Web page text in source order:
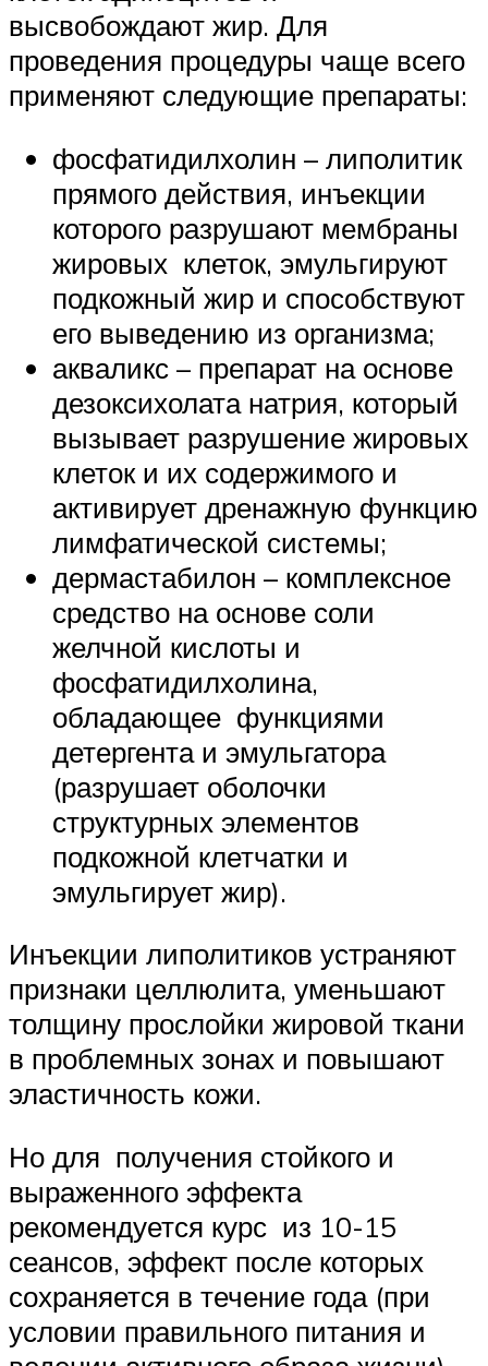
высвобождают жир. Для
проведения процедуры чаще всего
применяют следующие препараты:
фосфатидилхолин – липолитик
прямого действия, инъекции
которого разрушают мембраны
жировых клеток, эмульгируют
подкожный жир и способствуют
его выведению из организма;
акваликс – препарат на основе
дезоксихолата натрия, который
вызывает разрушение жировых
клеток и их содержимого и
активирует дренажную функцию
лимфатической системы;
дермастабилон – комплексное
средство на основе соли
желчной кислоты и
фосфатидилхолина,
обладающее функциями
детергента и эмульгатора
(разрушает оболочки
структурных элементов
подкожной клетчатки и
эмульгирует жир).
Инъекции липолитиков устраняют
признаки целлюлита, уменьшают
толщину прослойки жировой ткани
в проблемных зонах и повышают
эластичность кожи.
Но для получения стойкого и
выраженного эффекта
рекомендуется курс из 10-15
сеансов, эффект после которых
сохраняется в течение года (при
условии правильного питания и